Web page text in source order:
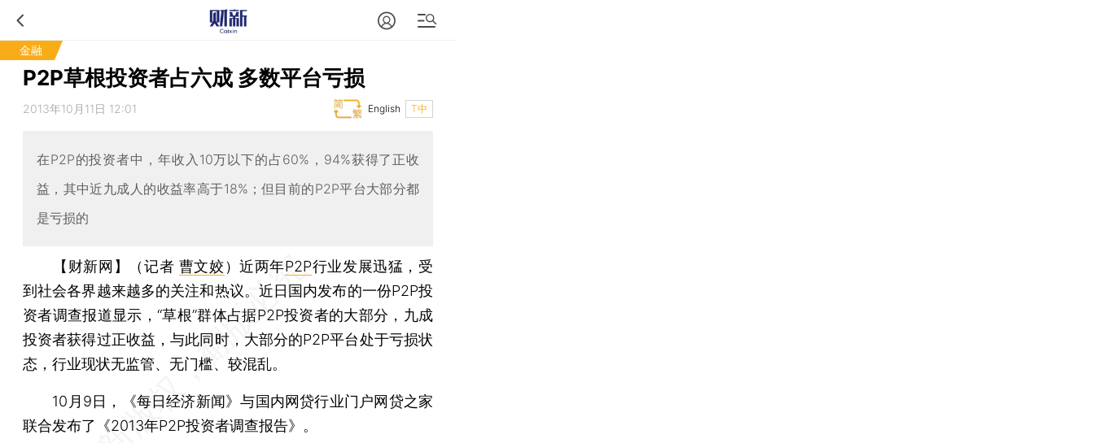
金融
P2P草根投资者占六成 多数平台亏损
2013年10月11日 12:01 T中
English
在P2P的投资者中，年收入10万以下的占60%，94%获得了正收
益，其中近九成人的收益率高于18%；但目前的P2P平台大部分都
是亏损的
【财新网】（记者 曹文姣）近两年P2P行业发展迅猛，受
到社会各界越来越多的关注和热议。近日国内发布的一份P2P投
资者调查报道显示，“草根”群体占据P2P投资者的大部分，九成
投资者获得过正收益，与此同时，大部分的P2P平台处于亏损状
态，行业现状无监管、无门槛、较混乱。
10月9日，《每日经济新闻》与国内网贷行业门户网贷之家
联合发布了《2013年P2P投资者调查报告》。